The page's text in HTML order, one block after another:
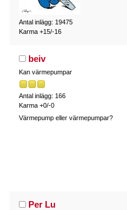
Antal inlägg: 19475
Karma +15/-16
beiv
Kan värmepumpar
Antal inlägg: 166
Karma +0/-0
Värmepump eller värmepumpar?
Per Lu